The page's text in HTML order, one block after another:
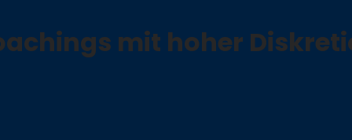
mit hoher